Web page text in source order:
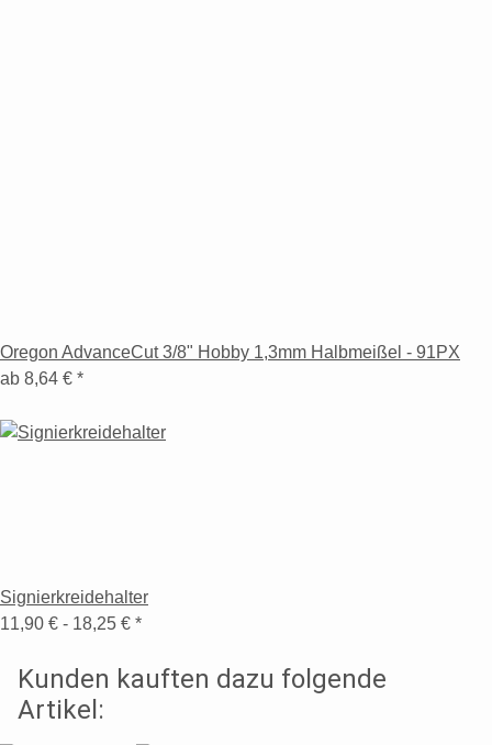
Oregon AdvanceCut 3/8" Hobby 1,3mm Halbmeißel - 91PX
ab 8,64 € *
Signierkreidehalter
11,90 € - 18,25 € *
Kunden kauften dazu folgende
Artikel: